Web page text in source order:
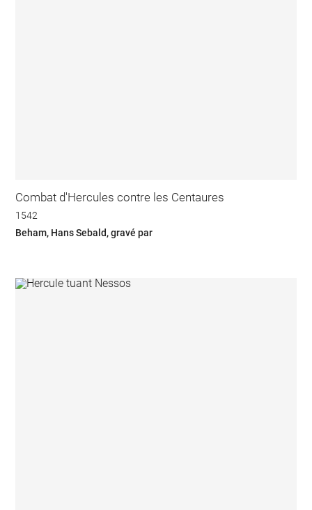
Combat d'Hercules contre les Centaures
1542
Beham, Hans Sebald, gravé par